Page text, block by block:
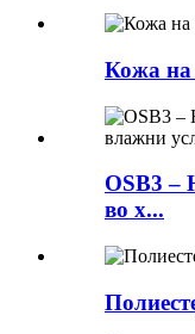
Кожа на
OSB3 –
во х...